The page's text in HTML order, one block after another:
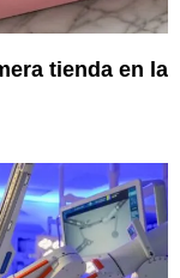
tienda en la